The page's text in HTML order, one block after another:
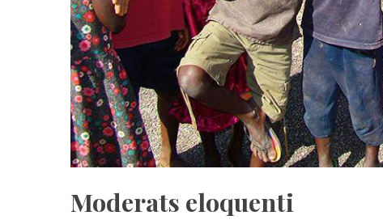
Moderats eloquenti